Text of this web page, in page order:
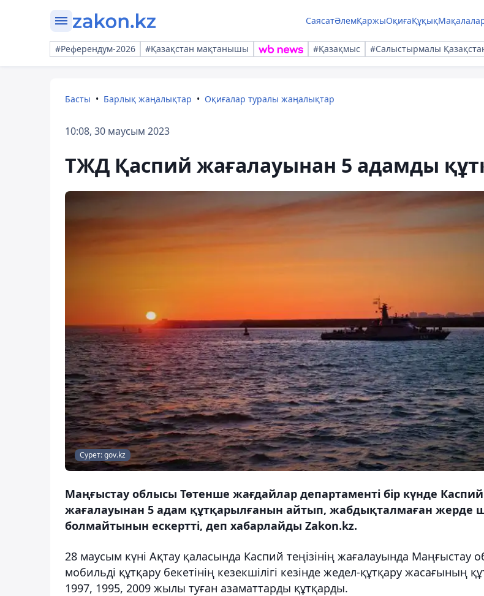
СаясатӘлемҚаржыОқиғаҚұқық
#Референдум-2026 #Қазақстан мақтанышы #Қазақмыс #Салыстырмалы
Басты Барлық жаңалықтар Оқиғалар туралы жаңалықтар
10:08, 30 маусым 2023
ТЖД Қаспий жағалауынан 5 адамды
Сурет: gov.kz
Маңғыстау облысы Төтенше жағдайлар департаменті бір күнде Каспий
жағалауынан 5 адам құтқарылғанын айтып, жабдықталмаған жерде
болмайтынын ескертті, деп хабарлайды Zakon.kz.
28 маусым күні Ақтау қаласында Каспий теңізінің жағалауында Маңғыстау
мобильді құтқару бекетінің кезекшілігі кезінде жедел-құтқару жасағының
1997, 1995, 2009 жылы туған азаматтарды құтқарды.